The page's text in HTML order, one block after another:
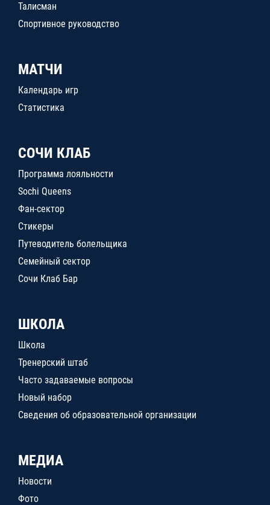
Талисман
Спортивное руководство
МАТЧИ
Календарь игр
Статистика
СОЧИ КЛАБ
Программа лояльности
Sochi Queens
Фан-сектор
Стикеры
Путеводитель болельщика
Семейный сектор
Сочи Клаб Бар
ШКОЛА
Школа
Тренерский штаб
Часто задаваемые вопросы
Новый набор
Сведения об образовательной организации
МЕДИА
Новости
Фото